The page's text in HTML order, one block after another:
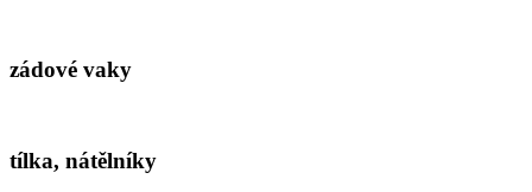
zádové vaky
tílka, nátělníky